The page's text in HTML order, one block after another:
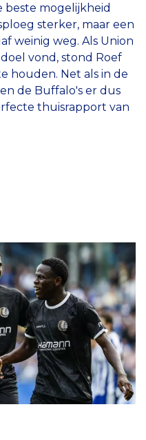
mogelijkheid
sterker, maar een
weinig weg. Als Union
vond, stond Roef
houden. Net als in de
de Buffalo's er dus
thuisrapport van